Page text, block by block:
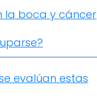
la boca y cáncer
evalúan estas